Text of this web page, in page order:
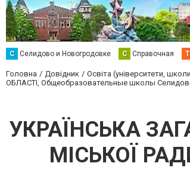
С Селидово и Новогродовке С Справочная Т
Головна Довідник Освіта (університети,
ОБЛАСТІ, Общеобразовательные школы
УКРАЇНСЬКА
МІСЬКОЇ